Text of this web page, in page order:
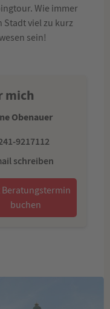
Wie immer
viel zu kurz
sein!
mich
Obenauer
9217112
schreiben
Beratungstermin
buchen